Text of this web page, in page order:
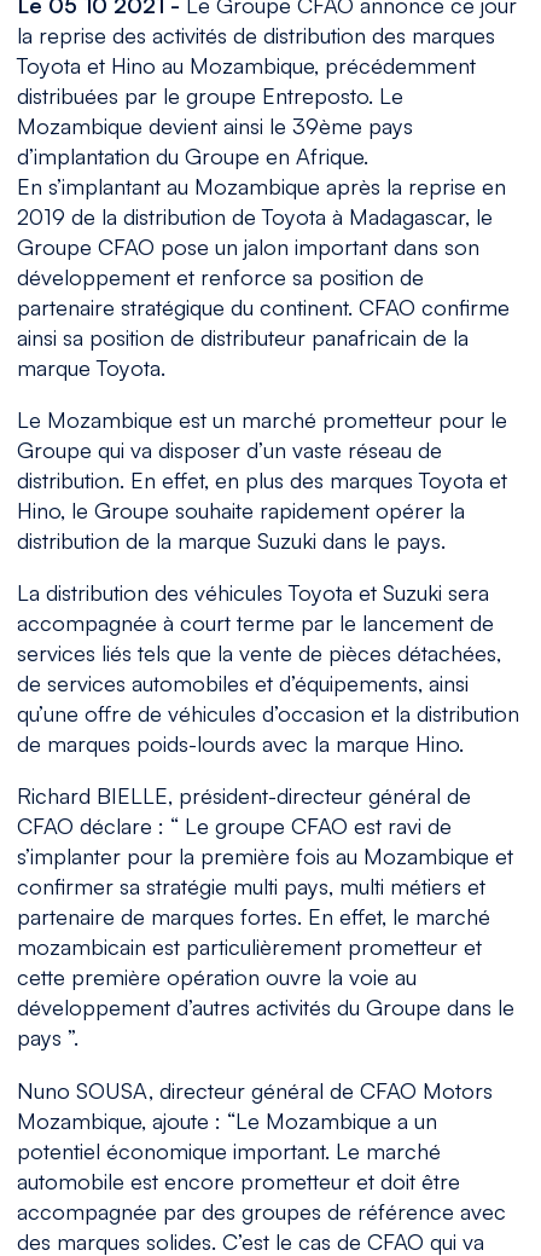
la reprise des activités de distribution des marques
Toyota et Hino au Mozambique, précédemment
distribuées par le groupe Entreposto. Le
Mozambique devient ainsi le 39ème pays
d’implantation du Groupe en Afrique.
En s’implantant au Mozambique après la reprise en
2019 de la distribution de Toyota à Madagascar, le
Groupe CFAO pose un jalon important dans son
développement et renforce sa position de
partenaire stratégique du continent. CFAO confirme
ainsi sa position de distributeur panafricain de la
marque Toyota.
Le Mozambique est un marché prometteur pour le
Groupe qui va disposer d’un vaste réseau de
distribution. En effet, en plus des marques Toyota et
Hino, le Groupe souhaite rapidement opérer la
distribution de la marque Suzuki dans le pays.
La distribution des véhicules Toyota et Suzuki sera
accompagnée à court terme par le lancement de
services liés tels que la vente de pièces détachées,
de services automobiles et d’équipements, ainsi
qu’une offre de véhicules d’occasion et la distribution
de marques poids-lourds avec la marque Hino.
Richard BIELLE, président-directeur général de
CFAO déclare : “ Le groupe CFAO est ravi de
s’implanter pour la première fois au Mozambique et
confirmer sa stratégie multi pays, multi métiers et
partenaire de marques fortes. En effet, le marché
mozambicain est particulièrement prometteur et
cette première opération ouvre la voie au
développement d’autres activités du Groupe dans le
pays ”.
Nuno SOUSA, directeur général de CFAO Motors
Mozambique, ajoute : “Le Mozambique a un
potentiel économique important. Le marché
automobile est encore prometteur et doit être
accompagnée par des groupes de référence avec
des marques solides. C’est le cas de CFAO qui va